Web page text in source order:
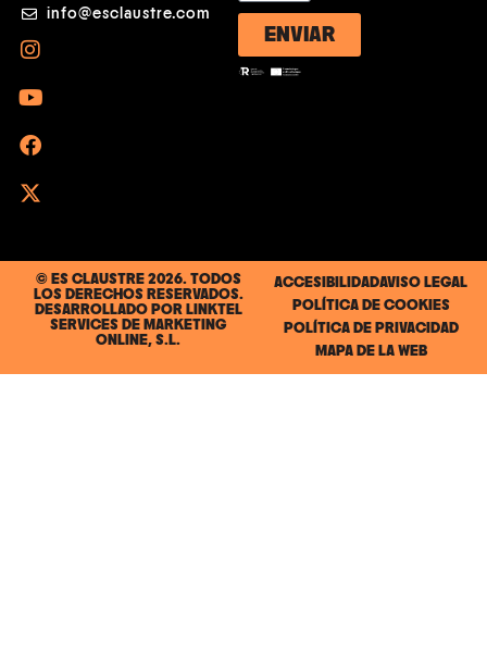
info@esclaustre.com
ENVIAR
© ES CLAUSTRE 2026. TODOS
LOS DERECHOS RESERVADOS.
DESARROLLADO POR LINKTEL
SERVICES DE MARKETING
ONLINE, S.L.
ACCESIBILIDADAVISO LEGAL
POLÍTICA DE COOKIES
POLÍTICA DE PRIVACIDAD
MAPA DE LA WEB